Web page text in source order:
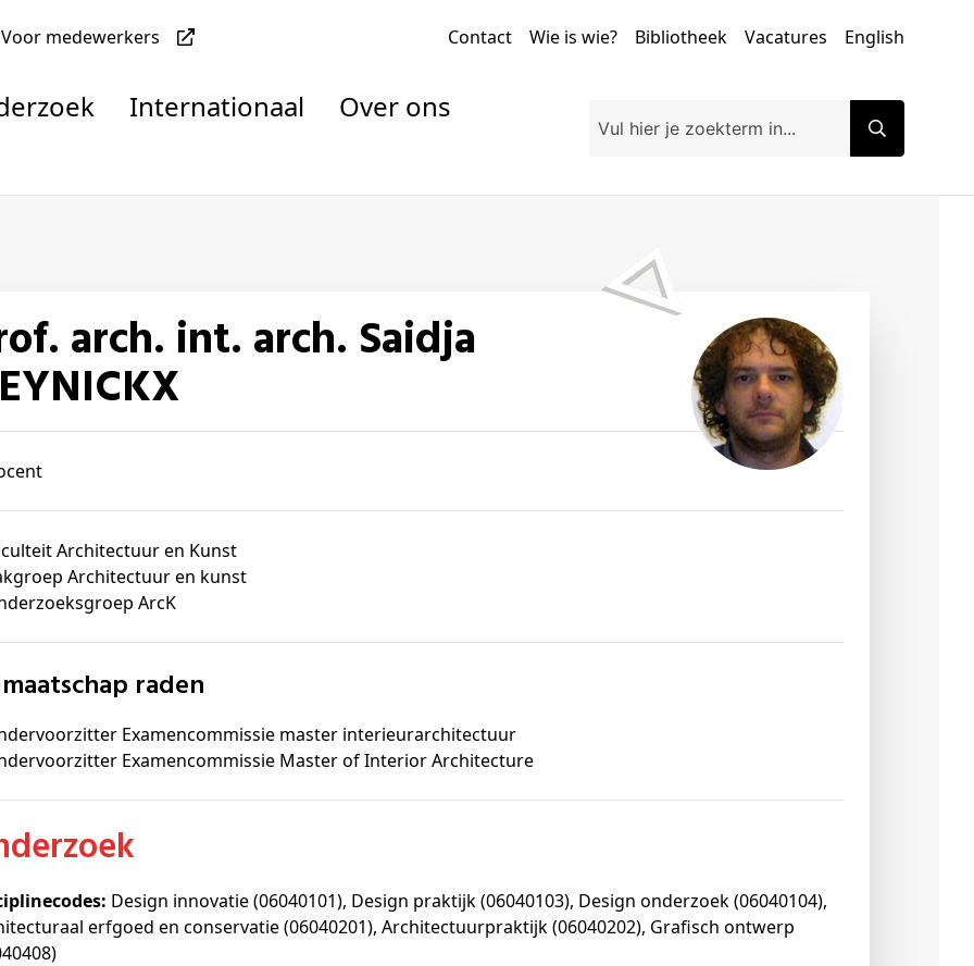
Voor medewerkers Contact Wie is wie? Bibliotheek Vacatures English
Internationaal
Over ons
Architectuur en Kunst
Architectuur en kunst
ArcK
raden
Examencommissie master interieurarchitectuur
Examencommissie Master of Interior Architecture
Design innovatie (06040101), Design praktijk (06040103), Design onderzoek (06040104),
erfgoed en conservatie (06040201), Architectuurpraktijk (06040202), Grafisch ontwerp